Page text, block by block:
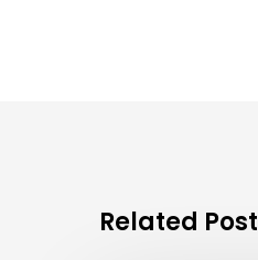
Related